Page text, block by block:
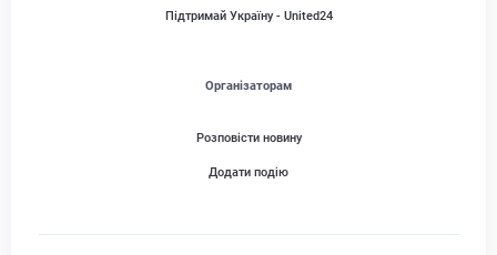
Підтримай Україну - United24
Організаторам
Розповісти новину
Додати подію